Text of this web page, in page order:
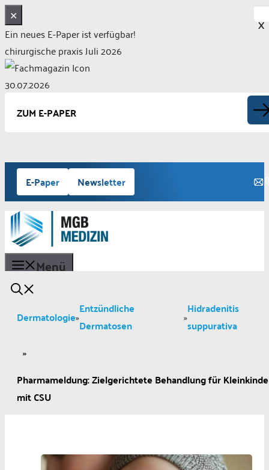
✕
Ein neues E-Paper ist verfügbar!
chirurgische praxis Juli 2026
30.07.2026
ZUM E-PAPER
Zum
Inhalt
springen
E-Paper Newsletter
Menü
Dermatologie»Entzündliche
Dermatosen
»Hidradenitis
suppurativa
»
Pharmameldung: Zielgerichtete Behandlung für
mit CSU
X